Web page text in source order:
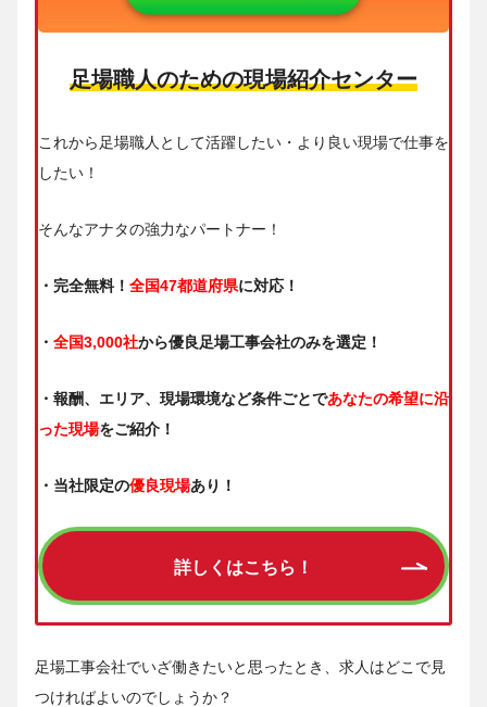
足場職人のための現場紹介センター
これから足場職人として活躍したい・より良い現場で仕事を
したい！
そんなアナタの強力なパートナー！
・完全無料！ 全国47都道府県に対応！
・ 全国3,000社から優良足場工事会社のみを選定！
・報酬、エリア、現場環境など条件ごとであなたの希望に沿
った現場をご紹介！
・当社限定の優良現場あり！
詳しくはこちら！
足場工事会社でいざ働きたいと思ったとき、求人はどこで見
つければよいのでしょうか？